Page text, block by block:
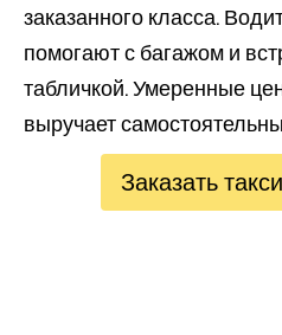
заказанного класса.
помогают с багажом и
табличкой. Умеренные
выручает
Заказать